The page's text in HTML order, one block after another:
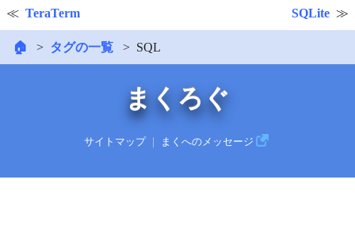
TeraTerm SQLite
🏠 タグの一覧 SQL
まくろぐ
サイトマップ まくへのメッセージ